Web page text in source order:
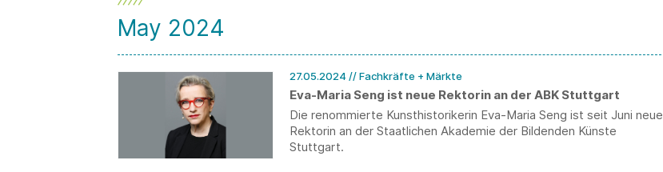
May 2024
27.05.2024 // Fachkräfte + Märkte
Eva-Maria Seng ist neue Rektorin an der ABK Stuttgart
Die renommierte Kunsthistorikerin Eva-Maria Seng ist seit Juni neue
Rektorin an der Staatlichen Akademie der Bildenden Künste
Stuttgart.